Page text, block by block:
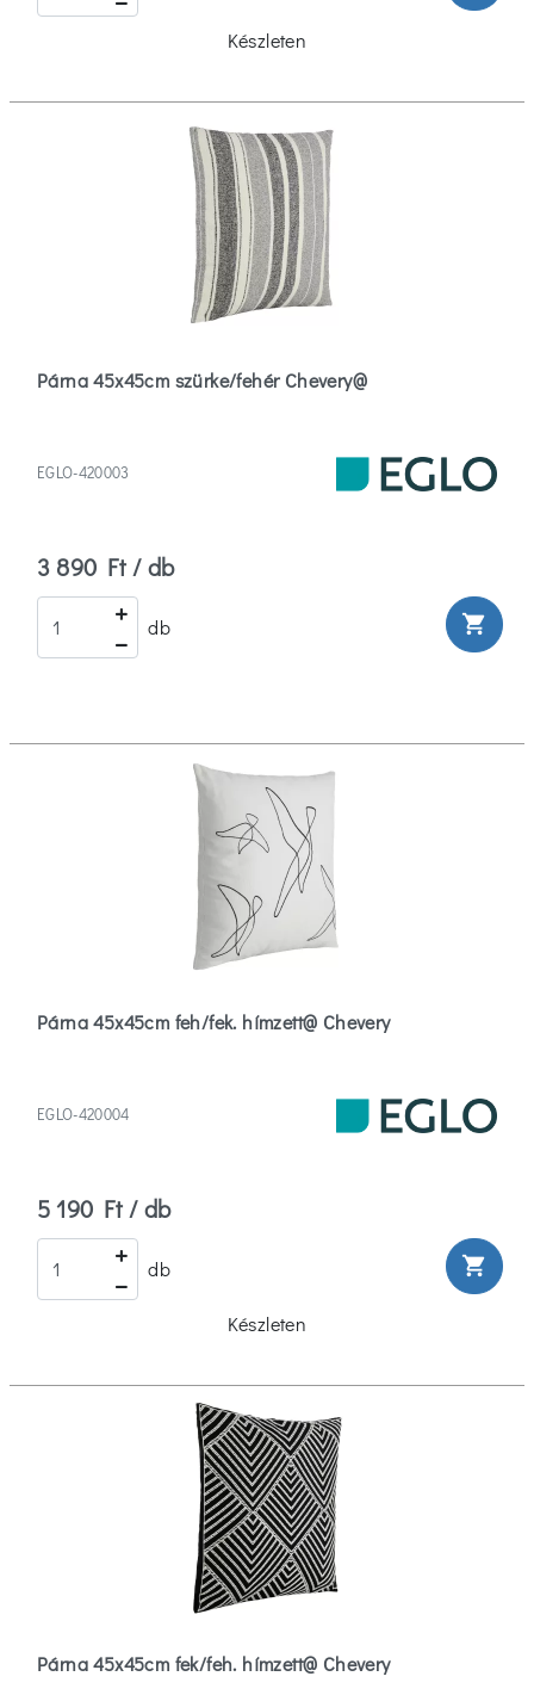
Készleten
Párna 45x45cm szürke/fehér Chevery@
EGLO-420003
3 890 Ft / db
db shopping_cart
Párna 45x45cm feh/fek. hímzett@ Chevery
EGLO-420004
5 190 Ft / db
db shopping_cart
Készleten
Párna 45x45cm fek/feh. hímzett@ Chevery